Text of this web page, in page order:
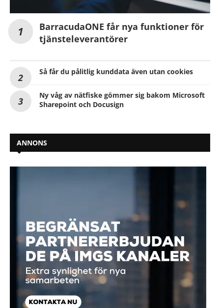
BarracudaONE får nya funktioner för
tjänsteleverantörer
Så får du pålitlig kunddata även utan cookies
Ny våg av nätfiske gömmer sig bakom Microsoft
Sharepoint och Docusign
ANNONS